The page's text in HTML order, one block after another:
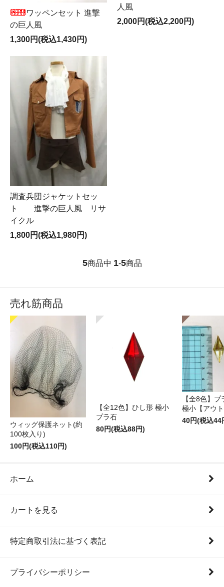
ワッペンセット 進撃
の巨人風
1,300円(税込1,430円)
人風
2,000円(税込2,200円)
調査兵団ジャケットセッ
ト 進撃の巨人風 リサ
イクル
1,800円(税込1,980円)
5商品中 1-5商品
売れ筋商品
ウィッグ保護ネット(約
100枚入り)
100円(税込110円)
【全12色】ひし形 極小
プラ石
80円(税込88円)
【全8色】
極小【アウ
40円(税込44
ホーム
カートを見る
特定商取引法に基づく表記
プライバシーポリシー